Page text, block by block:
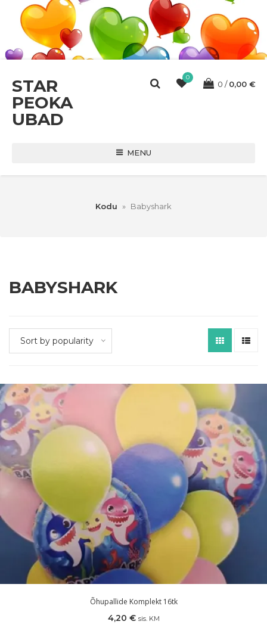
STAR
PEOKA
UBAD
0
0 0,00 €
MENU
Kodu » Babyshark
BABYSHARK
Sort by popularity
Õhupallide Komplekt 16tk
4,20 € sis. KM